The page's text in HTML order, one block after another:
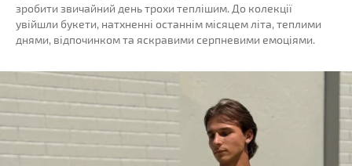
зробити звичайний день трохи теплішим. До колекції
увійшли букети, натхненні останнім місяцем літа, теплими
днями, відпочинком та яскравими серпневими емоціями.